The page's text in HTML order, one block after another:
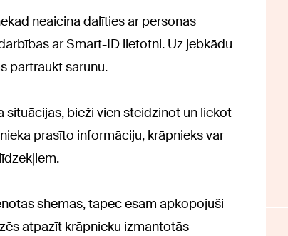
neaicina dalīties ar personas
ar Smart-ID lietotni. Uz jebkādu
pārtraukt sarunu.
bieži vien steidzinot un liekot
prasīto informāciju, krāpnieks var
shēmas, tāpēc esam apkopojuši
atpazīt krāpnieku izmantotās